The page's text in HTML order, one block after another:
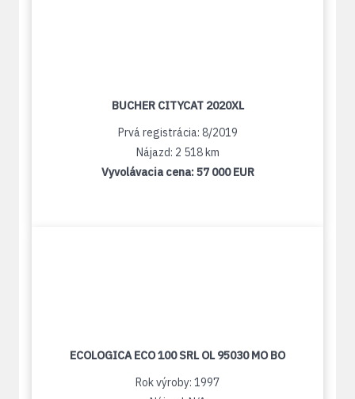
BUCHER CITYCAT 2020XL
Prvá registrácia: 8/2019
Nájazd: 2 518 km
Vyvolávacia cena:57 000 EUR
ECOLOGICA ECO 100 SRL OL 95030 MO BO
Rok výroby: 1997